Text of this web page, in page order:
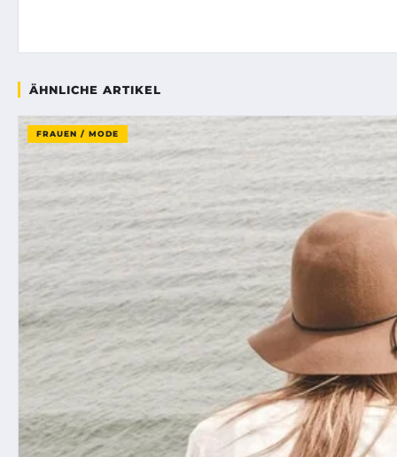
ÄHNLICHE ARTIKEL
FRAUEN / MODE